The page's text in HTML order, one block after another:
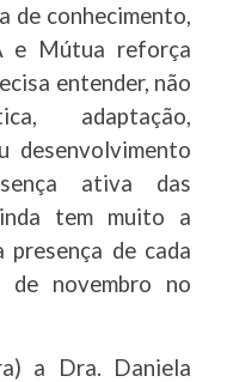
de conhecimento,
e Mútua reforça
entender, não
adaptação,
desenvolvimento
ativa das
tem muito a
de cada
novembro no
a Dra. Daniela